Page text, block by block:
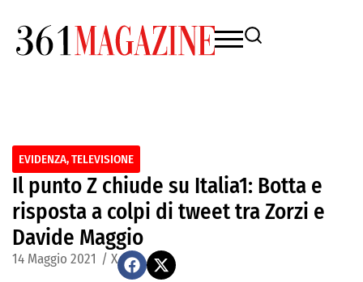
EVIDENZA,TELEVISIONE
Il punto Z chiude su Italia1: Botta e
risposta a colpi di tweet tra Zorzi e
Davide Maggio
14 Maggio 2021 / X